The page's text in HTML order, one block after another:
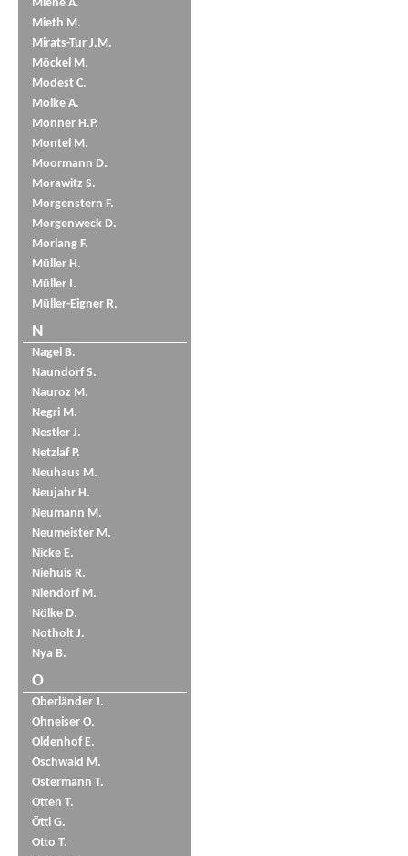
Miene A.
Mieth M.
Mirats-Tur J.M.
Möckel M.
Modest C.
Molke A.
Monner H.P.
Montel M.
Moormann D.
Morawitz S.
Morgenstern F.
Morgenweck D.
Morlang F.
Müller H.
Müller I.
Müller-Eigner R.
N
Nagel B.
Naundorf S.
Nauroz M.
Negri M.
Nestler J.
Netzlaf P.
Neuhaus M.
Neujahr H.
Neumann M.
Neumeister M.
Nicke E.
Niehuis R.
Niendorf M.
Nölke D.
Notholt J.
Nya B.
O
Oberländer J.
Ohneiser O.
Oldenhof E.
Oschwald M.
Ostermann T.
Otten T.
Öttl G.
Otto T.